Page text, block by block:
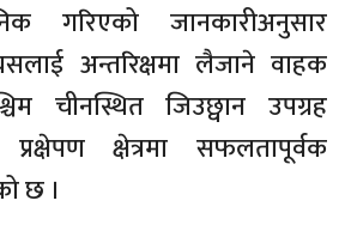
गरिएको जानकारीअनुसार
अन्तरिक्षमा लैजाने वाहक
चीनस्थित जिउछ्वान उपग्रह
क्षेत्रमा सफलतापूर्वक
छ ।